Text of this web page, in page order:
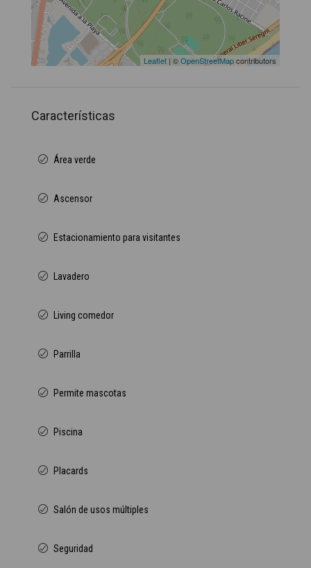
Leaflet | ©OpenStreetMapcontributors
Características
Área verde
Ascensor
Estacionamiento para visitantes
Lavadero
Living comedor
Parrilla
Permite mascotas
Piscina
Placards
Salón de usos múltiples
Seguridad